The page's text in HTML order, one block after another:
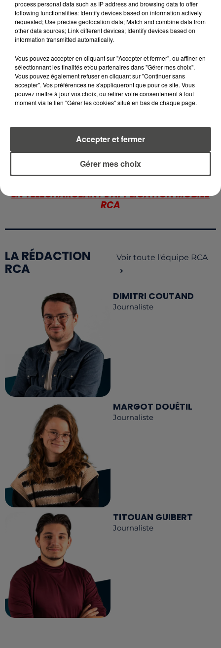
DISPARAISSENT DES RAYONS...
5 août 2026
MANGER SAINEMENT COÛTE 25 %
ALERTE L’ONU
5 août 2026
QUELLES SONT LES MARQUES QUI
OFFRENT LE MEILLEUR RAPPORT...
RETROUVEZ TOUTE L'ACTU DE LA RÉGION ET
EN TÉLÉCHARGEANT L'APPLICATION MOBILE
RCA
LA RÉDACTION
RCA
Voir toute l'équipe RCA
DIMITRI COUTAND
Journaliste
MARGOT DOUÉTIL
Journaliste
TITOUAN GUIBERT
Journaliste
process personal data such as IP address and browsing data to offer
following functionalities: Identify devices based on information actively
requested; Use precise geolocation data; Match and combine data from
other data sources; Link different devices; Identify devices based on
information transmitted automatically.
Vous pouvez accepter en cliquant sur "Accepter et fermer", ou affiner en
sélectionnant les finalités et/ou partenaires dans "Gérer mes choix".
Vous pouvez également refuser en cliquant sur "Continuer sans
accepter". Vos préférences ne s'appliqueront que pour ce site. Vous
pouvez mettre à jour vos choix, ou retirer votre consentement à tout
moment via le lien "Gérer les cookies" situé en bas de chaque page.
Gérer mes choix
Accepter et fermer